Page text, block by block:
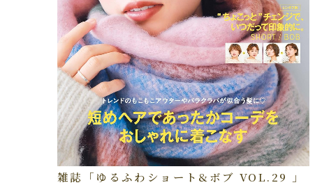
雑誌「ゆるふわショート&ボブ VOL.29 」